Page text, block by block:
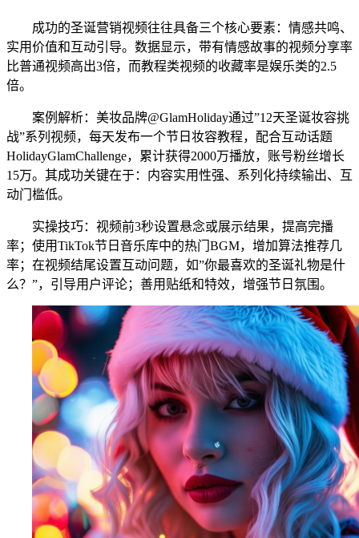
成功的圣诞营销视频往往具备三个核心要素：情感共鸣、
实用价值和互动引导。数据显示，带有情感故事的视频分享率
比普通视频高出3倍，而教程类视频的收藏率是娱乐类的2.5
倍。
案例解析：美妆品牌@GlamHoliday通过”12天圣诞妆容挑
战”系列视频，每天发布一个节日妆容教程，配合互动话题
HolidayGlamChallenge，累计获得2000万播放，账号粉丝增长
15万。其成功关键在于：内容实用性强、系列化持续输出、互
动门槛低。
实操技巧：视频前3秒设置悬念或展示结果，提高完播
率；使用TikTok节日音乐库中的热门BGM，增加算法推荐几
率；在视频结尾设置互动问题，如”你最喜欢的圣诞礼物是什
么？”，引导用户评论；善用贴纸和特效，增强节日氛围。